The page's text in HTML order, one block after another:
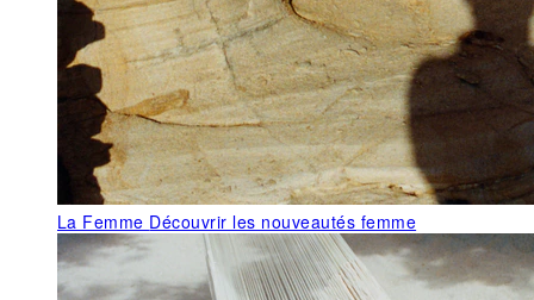
La Femme Découvrir les nouveautés femme